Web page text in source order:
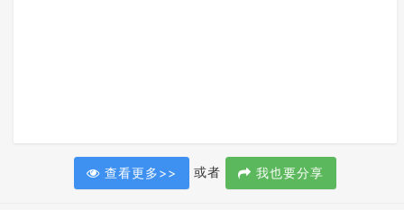
查看更多>> 或者 我也要分享